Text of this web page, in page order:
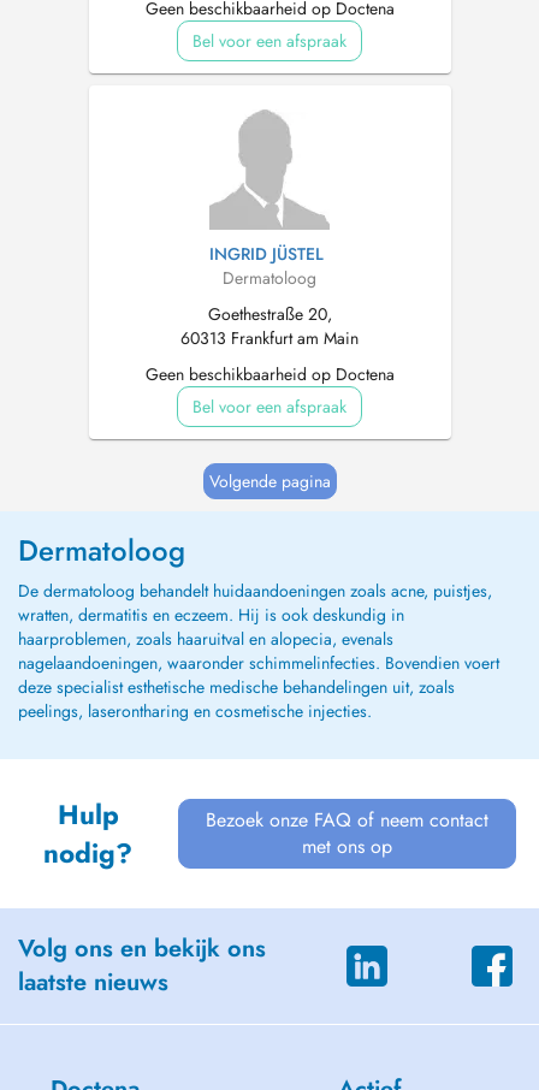
Geen beschikbaarheid op Doctena
Bel voor een afspraak
INGRID JÜSTEL
Dermatoloog
Goethestraße 20,
60313 Frankfurt am Main
Geen beschikbaarheid op Doctena
Bel voor een afspraak
Volgende pagina
Dermatoloog
De dermatoloog behandelt huidaandoeningen zoals acne, puistjes,
wratten, dermatitis en eczeem. Hij is ook deskundig in
haarproblemen, zoals haaruitval en alopecia, evenals
nagelaandoeningen, waaronder schimmelinfecties. Bovendien voert
deze specialist esthetische medische behandelingen uit, zoals
peelings, laserontharing en cosmetische injecties.
Hulp
nodig?
Bezoek onze FAQ of neem contact
met ons op
Volg ons en bekijk ons
laatste nieuws